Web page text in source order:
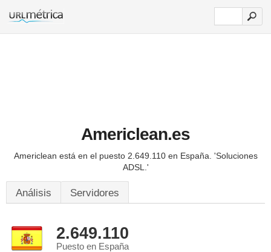
Americlean.es
Americlean está en el puesto 2.649.110 en España. 'Soluciones
ADSL.'
Análisis Servidores
2.649.110
Puesto en España